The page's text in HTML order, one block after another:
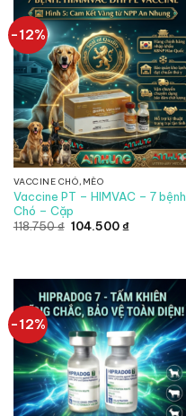
-12%
VACCINE CHÓ,MÈO
Vaccine PT – HIMVAC – 7 bệnh
Chó – Cặp
118.750₫ Giá
104.500₫Giá
-12%